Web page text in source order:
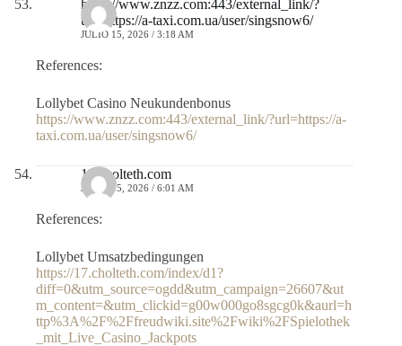
https://www.znzz.com:443/external_link/?
url=https://a-taxi.com.ua/user/singsnow6/
JULIO 15, 2026 / 3:18 AM
References:
Lollybet Casino Neukundenbonus
https://www.znzz.com:443/external_link/?url=https://a-
taxi.com.ua/user/singsnow6/
17.cholteth.com
JULIO 15, 2026 / 6:01 AM
References:
Lollybet Umsatzbedingungen
https://17.cholteth.com/index/d1?
diff=0&utm_source=ogdd&utm_campaign=26607&ut
m_content=&utm_clickid=g00w000go8sgcg0k&aurl=h
ttp%3A%2F%2Ffreudwiki.site%2Fwiki%2FSpielothek
_mit_Live_Casino_Jackpots